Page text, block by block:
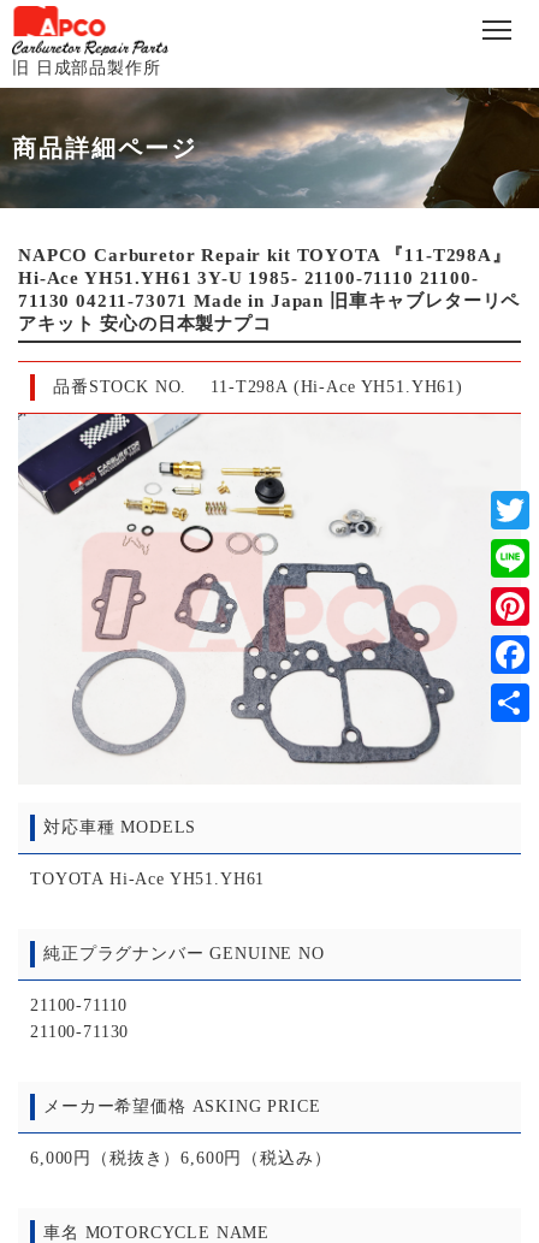
旧 日成部品製作所
商品詳細ページ
NAPCO Carburetor Repair kit TOYOTA 『11-T298A』
Hi-Ace YH51.YH61 3Y-U 1985- 21100-71110 21100-
71130 04211-73071 Made in Japan 旧車キャブレターリペ
アキット 安心の日本製ナプコ
品番STOCK NO. 11-T298A (Hi-Ace YH51.YH61)
対応車種 MODELS
TOYOTA Hi-Ace YH51.YH61
純正プラグナンバー GENUINE NO
21100-71110
21100-71130
メーカー希望価格 ASKING PRICE
6,000円（税抜き）6,600円（税込み）
車名 MOTORCYCLE NAME
Line